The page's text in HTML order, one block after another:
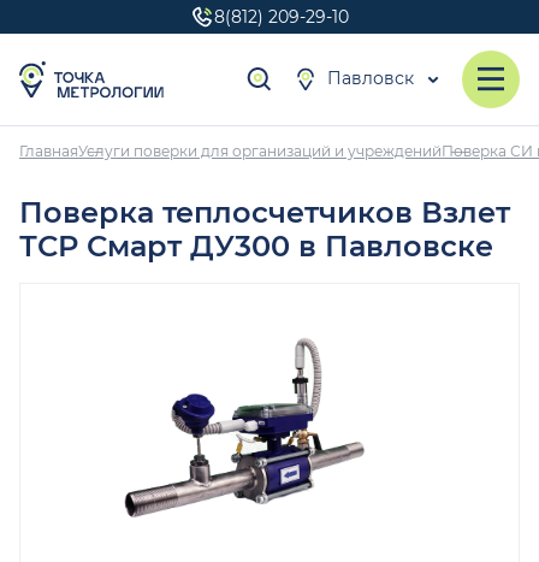
8(812) 209-29-10
Павловск
ГлавнаяУслуги поверки для организаций и учрежденийПоверка СИ
Поверка теплосчетчиков Взлет
ТСР Смарт ДУ300 в Павловске